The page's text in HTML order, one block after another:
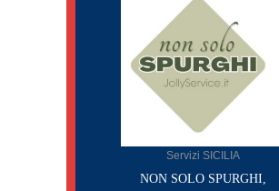
Servizi SICILIA
NON SOLO SPURGHI,